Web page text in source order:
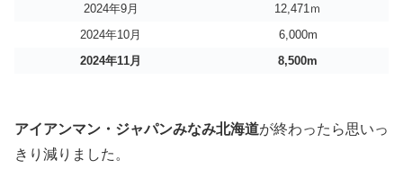
2024年9月
12,471ｍ
2024年10月
6,000m
2024年11月
8,500m
アイアンマン・ジャパンみなみ北海道が終わったら思いっ
きり減りました。